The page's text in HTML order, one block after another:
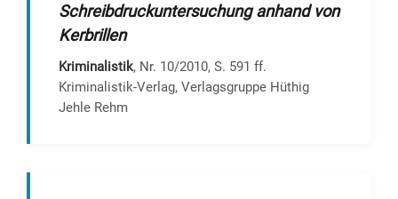
Schreibdruckuntersuchung anhand von
Kerbrillen
Kriminalistik, Nr. 10/2010, S. 591 ff.
Kriminalistik-Verlag, Verlagsgruppe Hüthig
Jehle Rehm